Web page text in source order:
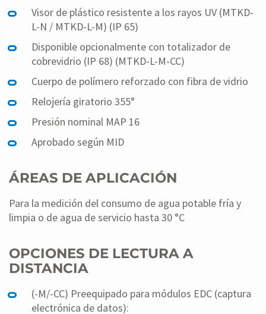
Visor de plástico resistente a los rayos UV (MTKD-
L-N / MTKD-L-M) (IP 65)
Disponible opcionalmente con totalizador de
cobrevidrio (IP 68) (MTKD-L-M-CC)
Cuerpo de polímero reforzado con fibra de vidrio
Relojería giratorio 355°
Presión nominal MAP 16
Aprobado según MID
ÁREAS DE APLICACIÓN
Para la medición del consumo de agua potable fría y
limpia o de agua de servicio hasta 30 °C
OPCIONES DE LECTURA A
DISTANCIA
(-M/-CC) Preequipado para módulos EDC (captura
electrónica de datos):